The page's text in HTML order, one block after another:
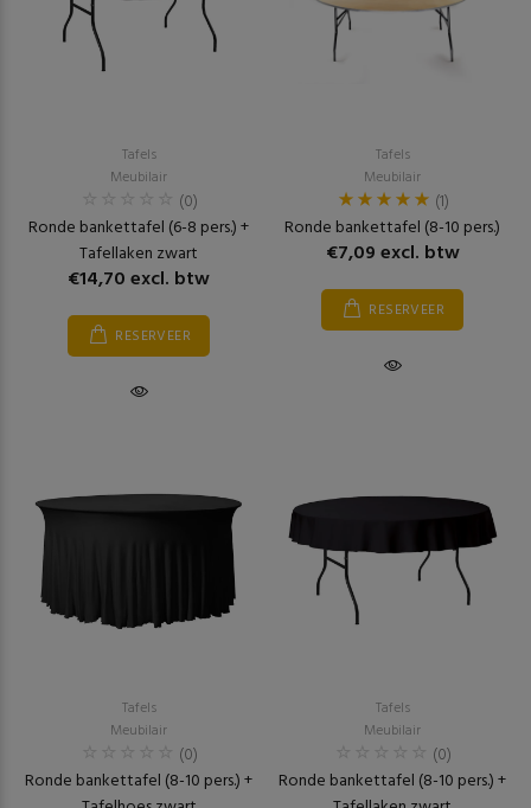
Tafels
Meubilair
(0)
Ronde bankettafel (6-8 pers.) +
Tafellaken zwart
€14,70 excl. btw
RESERVEER
Tafels
Meubilair
(1)
Ronde bankettafel (8-10 pers.)
€7,09 excl. btw
RESERVEER
Tafels
Meubilair
(0)
Ronde bankettafel (8-10 pers.) +
Tafels
Meubilair
(0)
Ronde bankettafel (8-10 pers.) +